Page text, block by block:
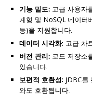
기능 밀도: 고급 사용자
계형 및 NoSQL 데이터
등)을 지원합니다.
데이터 시각화: 고급 차
버전 관리: 코드 저장소
있습니다.
보편적 호환성: JDBC를
와도 호환됩니다.